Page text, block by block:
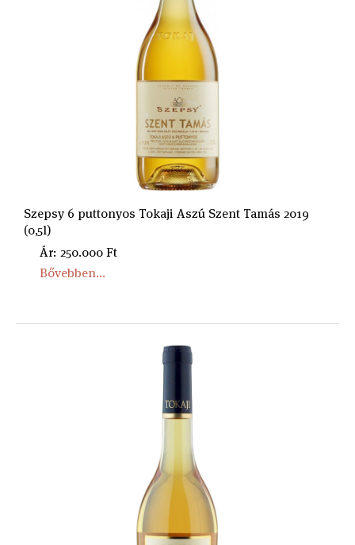
Szepsy 6 puttonyos Tokaji Aszú Szent Tamás 2019
(0,5l)
Ár: 250.000 Ft
Bővebben...